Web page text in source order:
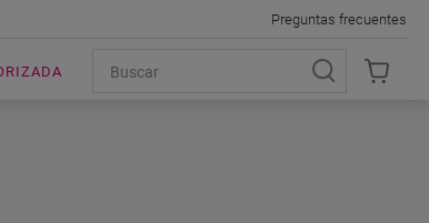
Preguntas frecuentes